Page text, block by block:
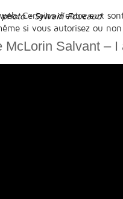
: Sylvain Foucaud
McLorin Salvant – I
Certains d’entre eux
si vous autorisez ou